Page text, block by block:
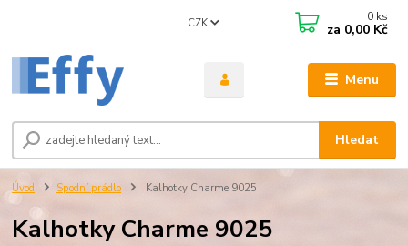
Menu
CZK
Hledat
0 ks
za 0,00 Kč
Úvod Spodní prádlo Kalhotky Charme 9025
Kalhotky Charme 9025